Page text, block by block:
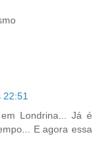
Londrina... Já é
E agora essa